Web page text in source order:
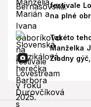
festivale
na plné
Takéto
Manželka
Žiadny